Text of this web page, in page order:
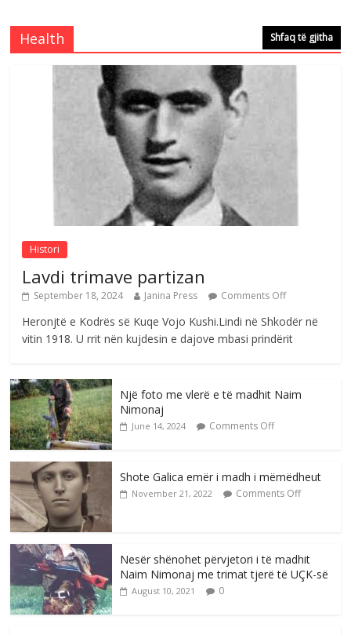
e invalidëve në Fushë Kosovë
Comments Off
Çlirimtari Agron Gërvalla me takime pune
në atdhe të shoqerisë Levizja
August 3, 2026 Comments Off
Postim me vlera nga artistja e mirëfilltë
Mimoza Gjoni
August 6, 2026 Comments Off
Health Shfaq të gjitha
Histori
Lavdi trimave partizan
September 18, 2024 Janina Press Comments Off
Heronjtë e Kodrës së Kuqe Vojo Kushi.Lindi në Shkodër në
vitin 1918. U rrit nën kujdesin e dajove mbasi prindërit
Një foto me vlerë e të madhit Naim
Nimonaj
June 14, 2024 Comments Off
Shote Galica emër i madh i mëmëdheut
November 21, 2022 Comments Off
Nesër shënohet përvjetori i të madhit
Naim Nimonaj me trimat tjerë të UÇK-së
August 10, 2021 0